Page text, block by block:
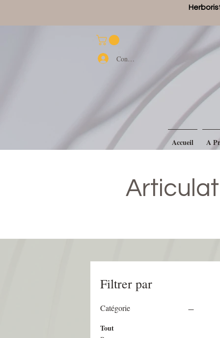
Connexion
Accueil A
Filtrer par
Catégorie
Tout